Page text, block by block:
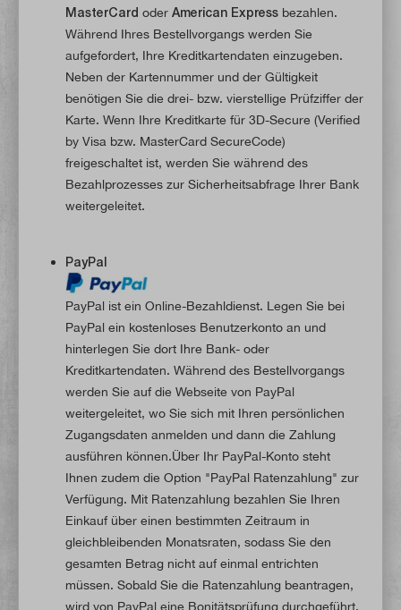
MasterCard oder American Express bezahlen.
Während Ihres Bestellvorgangs werden Sie
aufgefordert, Ihre Kreditkartendaten einzugeben.
Neben der Kartennummer und der Gültigkeit
benötigen Sie die drei- bzw. vierstellige Prüfziffer der
Karte. Wenn Ihre Kreditkarte für 3D-Secure (Verified
by Visa bzw. MasterCard SecureCode)
freigeschaltet ist, werden Sie während des
Bezahlprozesses zur Sicherheitsabfrage Ihrer Bank
weitergeleitet.
PayPal
PayPal ist ein Online-Bezahldienst. Legen Sie bei
PayPal ein kostenloses Benutzerkonto an und
hinterlegen Sie dort Ihre Bank- oder
Kreditkartendaten. Während des Bestellvorgangs
werden Sie auf die Webseite von PayPal
weitergeleitet, wo Sie sich mit Ihren persönlichen
Zugangsdaten anmelden und dann die Zahlung
ausführen können.Über Ihr PayPal-Konto steht
Ihnen zudem die Option "PayPal Ratenzahlung" zur
Verfügung. Mit Ratenzahlung bezahlen Sie Ihren
Einkauf über einen bestimmten Zeitraum in
gleichbleibenden Monatsraten, sodass Sie den
gesamten Betrag nicht auf einmal entrichten
müssen. Sobald Sie die Ratenzahlung beantragen,
wird von PayPal eine Bonitätsprüfung durchgeführt.